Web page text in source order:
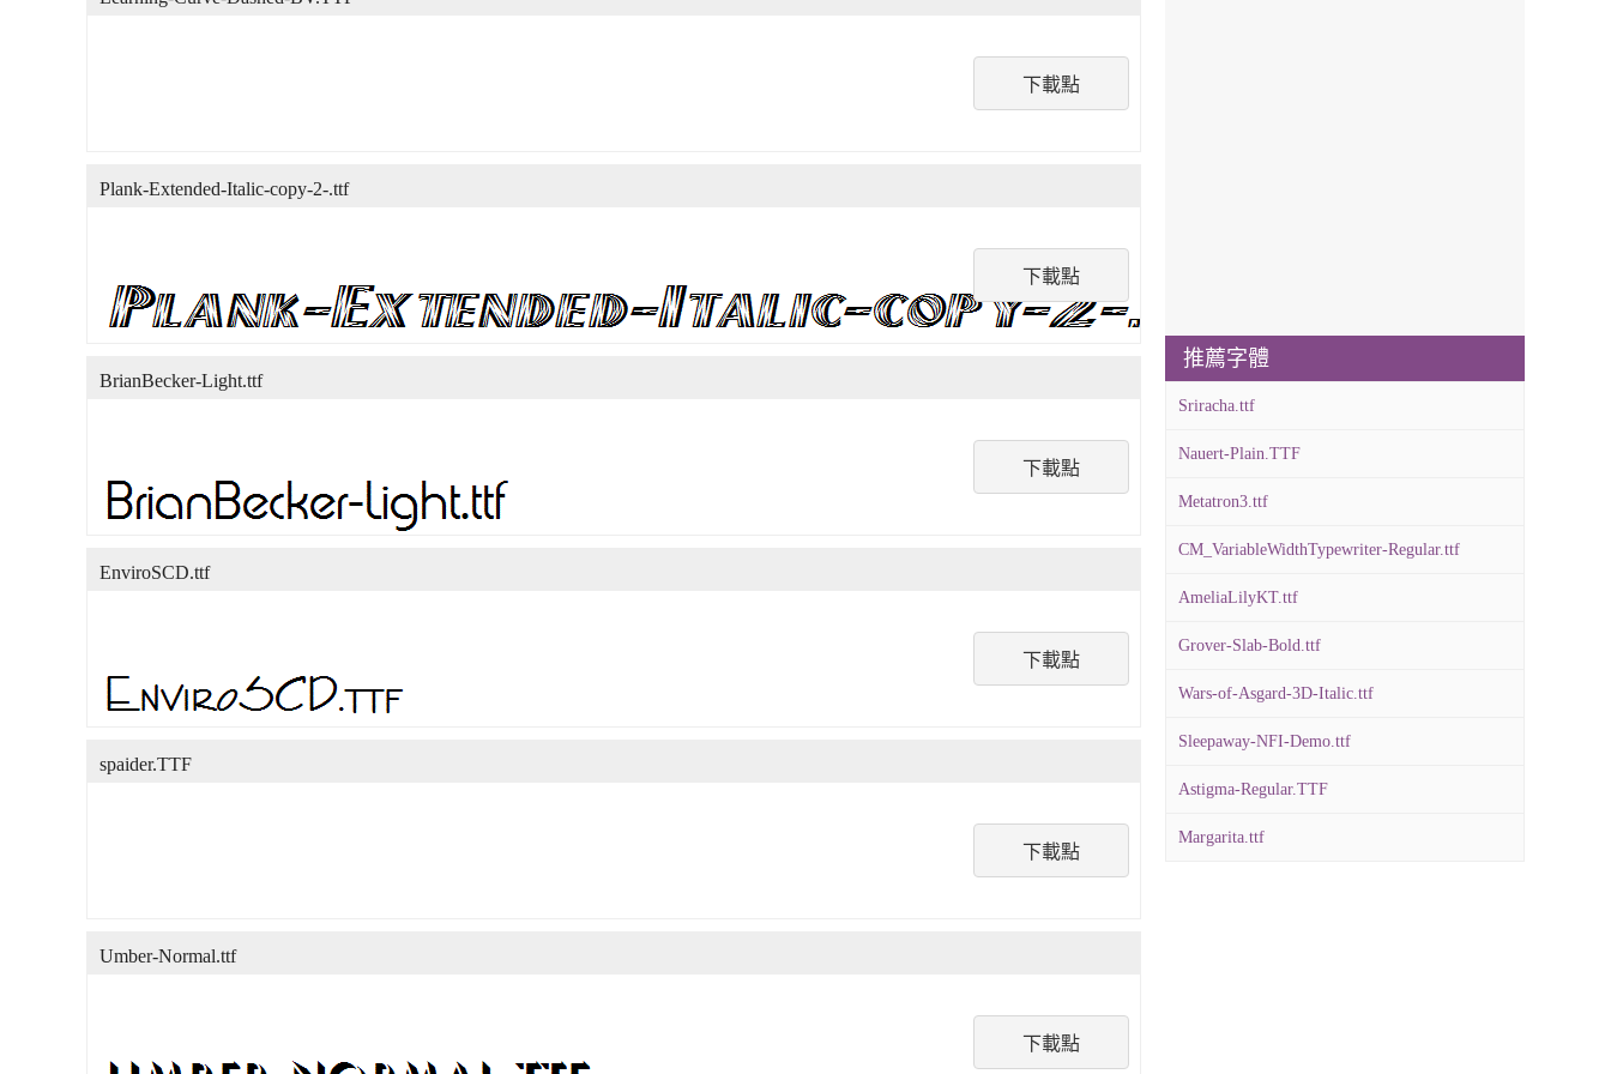
下載點
下載點
Plank-Extended-Italic-copy-2-.ttf
下載點
BrianBecker-Light.ttf
下載點
EnviroSCD.ttf
下載點
spaider.TTF
下載點
Umber-Normal.ttf
推薦字體
Sriracha.ttf
Nauert-Plain.TTF
Metatron3.ttf
CM_VariableWidthTypewriter-Regular.ttf
AmeliaLilyKT.ttf
Grover-Slab-Bold.ttf
Wars-of-Asgard-3D-Italic.ttf
Sleepaway-NFI-Demo.ttf
Astigma-Regular.TTF
Margarita.ttf